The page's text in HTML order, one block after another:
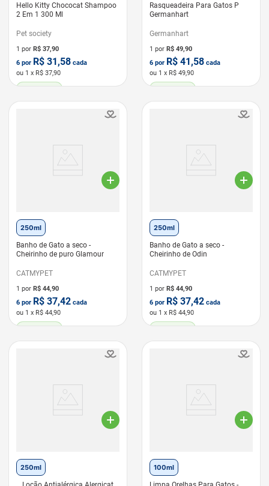
Hello Kitty Chococat Shampoo
2 Em 1 300 Ml
Pet society
1 por R$ 37,90
6 por R$ 31,58 cada
ou 1 x R$ 37,90
Rasqueadeira Para Gatos P
Germanhart
Germanhart
1 por R$ 49,90
6 por R$ 41,58 cada
ou 1 x R$ 49,90
250ml
Banho de Gato a seco -
Cheirinho de puro Glamour
CATMYPET
1 por R$ 44,90
6 por R$ 37,42 cada
ou 1 x R$ 44,90
250ml
Banho de Gato a seco -
Cheirinho de Odin
CATMYPET
1 por R$ 44,90
6 por R$ 37,42 cada
ou 1 x R$ 44,90
250ml 100ml